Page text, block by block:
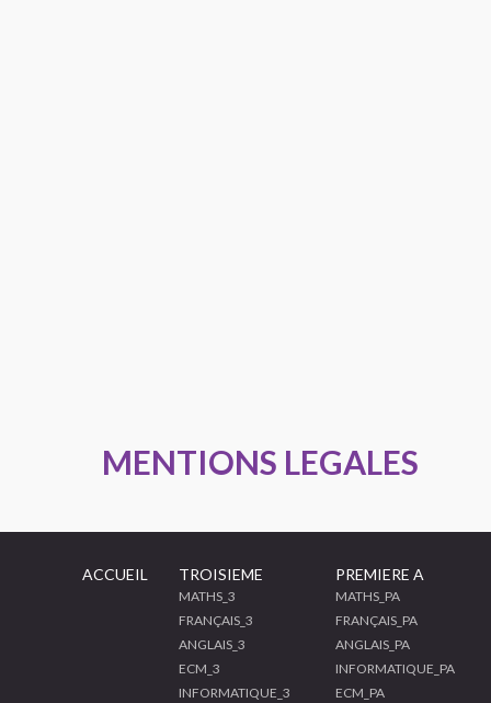
MENTIONS LEGALES
ACCUEIL TROISIEME
MATHS_3
FRANÇAIS_3
ANGLAIS_3
ECM_3
INFORMATIQUE_3
PREMIERE A
MATHS_PA
FRANÇAIS_PA
ANGLAIS_PA
INFORMATIQUE_PA
ECM_PA